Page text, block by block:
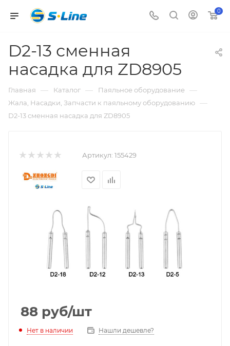
0
D2-13 сменная
насадка для ZD8905
Главная — Каталог — Паяльное оборудование —
Жала, Насадки, Запчасти к паяльному оборудованию —
D2-13 сменная насадка для ZD8905
Артикул: 155429
88 руб/шт
Нет в наличии Нашли дешевле?